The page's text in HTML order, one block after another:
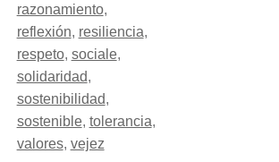
razonamiento,
reflexión, resiliencia,
respeto, sociale,
solidaridad,
sostenibilidad,
sostenible, tolerancia,
valores, vejez